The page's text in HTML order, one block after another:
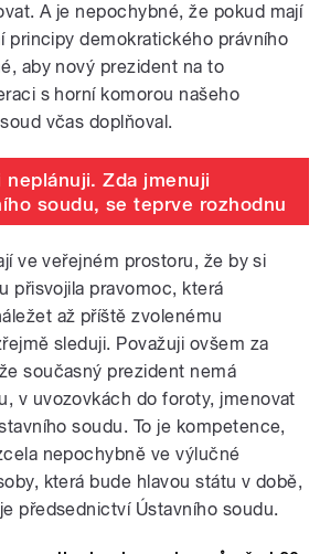
A je nepochybné, že pokud mají
principy demokratického právního
aby nový prezident na to
s horní komorou našeho
včas doplňoval.
neplánuji. Zda jmenuji
soudu, se teprve rozhodnu
ve veřejném prostoru, že by si
přisvojila pravomoc, která
až příště zvolenému
sleduji. Považuji ovšem za
současný prezident nemá
v uvozovkách do foroty, jmenovat
soudu. To je kompetence,
nepochybně ve výlučné
která bude hlavou státu v době,
předsednictví Ústavního soudu.